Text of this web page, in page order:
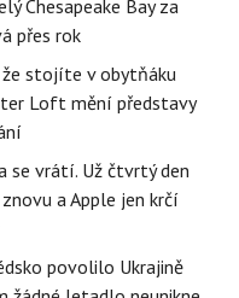
Chesapeake Bay za
přes rok
stojíte v obytňáku
Loft mění představy
se vrátí. Už čtvrtý den
a Apple jen krčí
povolilo Ukrajině